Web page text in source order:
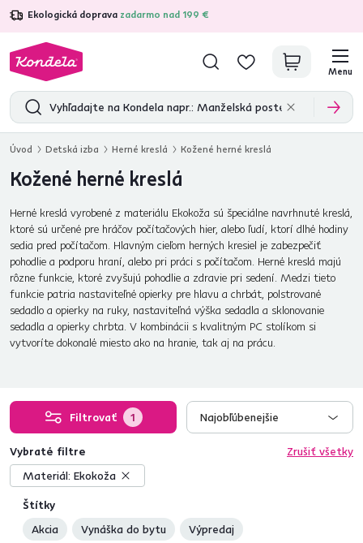
Ekologická doprava zadarmo nad 199 €
4,7 31 285overených produktových recenzií
Menu
Úvod Detská izba Herné kreslá Kožené herné kreslá
Kožené herné kreslá
Herné kreslá vyrobené z materiálu Ekokoža sú špeciálne navrhnuté kreslá,
ktoré sú určené pre hráčov počítačových hier, alebo ľudí, ktorí dlhé hodiny
sedia pred počítačom. Hlavným cieľom herných kresiel je zabezpečiť
pohodlie a podporu hraní, alebo pri práci s počítačom. Herné kreslá majú
rôzne funkcie, ktoré zvyšujú pohodlie a zdravie pri sedení. Medzi tieto
funkcie patria nastaviteľné opierky pre hlavu a chrbát, polstrované
sedadlo a opierky na ruky, nastaviteľná výška sedadla a sklonovanie
sedadla a opierky chrbta. V kombinácii s kvalitným PC stolíkom si
vytvoríte dokonalé miesto ako na hranie, tak aj na prácu.
Filtrovať 1 Najobľúbenejšie
Štítky
Akcia
Vynáška do bytu Výpredaj
Vybraté filtre
Zrušiť všetky
Materiál: Ekokoža